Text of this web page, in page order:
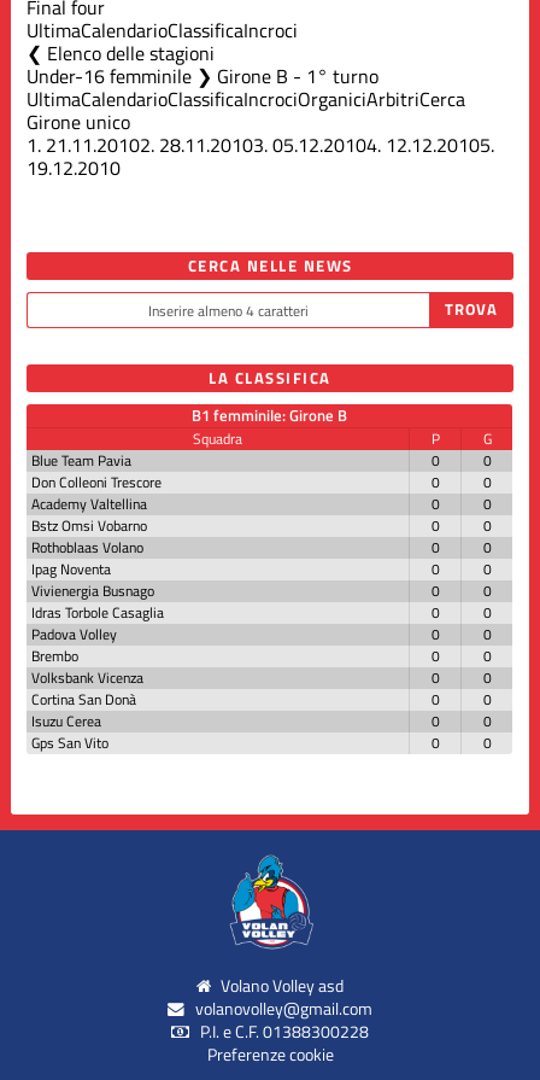
Final four
UltimaCalendarioClassificaIncroci
Elenco delle stagioni
Under-16 femminile ❯ Girone B - 1° turno
UltimaCalendarioClassificaIncrociOrganiciArbitriCerca
Girone unico
1. 21.11.20102. 28.11.20103.05.12.20104. 12.12.20105.
19.12.2010
CERCA NELLE NEWS
LA CLASSIFICA
B1 femminile: Girone B
Squadra P
G
Blue Team Pavia
0
0
Don Colleoni Trescore
0
0
Academy Valtellina
0
0
Bstz Omsi Vobarno
0
0
Rothoblaas Volano
0
0
Ipag Noventa
0
0
Vivienergia Busnago
0
0
Idras Torbole Casaglia
0
0
Padova Volley
0
0
Brembo
0
0
Volksbank Vicenza
0
0
Cortina San Donà
0
0
Isuzu Cerea
0
0
Gps San Vito
0 0
Volano Volley asd
volanovolley@gmail.com
P.I. e C.F. 01388300228
Preferenze cookie